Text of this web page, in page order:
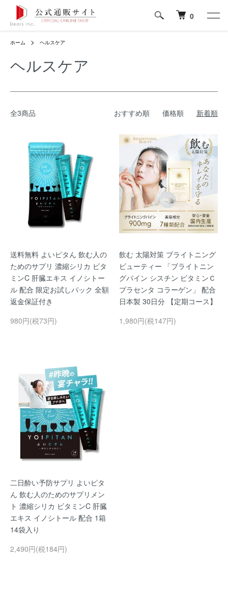
0
ホーム ヘルスケア
ヘルスケア
全3商品 おすすめ順 価格順 新着順
送料無料 よいピタん 飲む人の
ためのサプリ 濃縮シリカ ビタ
ミンC 肝臓エキス イノシトー
ル 配合 限定お試しパック 全額
返金保証付き
980円(税73円)
飲む 太陽対策 ブライトニング
ビューティー 「ブライトニン
グパイン シスチン ビタミンＣ
プラセンタ コラーゲン」 配合
日本製 30日分 【定期コース】
1,980円(税147円)
二日酔い予防サプリ よいピタ
ん 飲む人のためのサプリメン
ト 濃縮シリカ ビタミンC 肝臓
エキス イノシトール 配合 1箱
14袋入り
2,490円(税184円)